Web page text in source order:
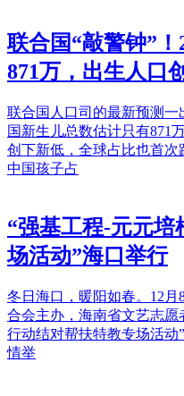
联合国“敲警钟”
871万，出生人口
联合国人口司的最新预测
国新生儿总数估计只有871
创下新低，全球占比也首
中国孩子占
“强基工程-元元
场活动”海口举行
冬日海口，暖阳如春。12
合会主办，海南省文艺志愿
行动结对帮扶特教专场活动
情举